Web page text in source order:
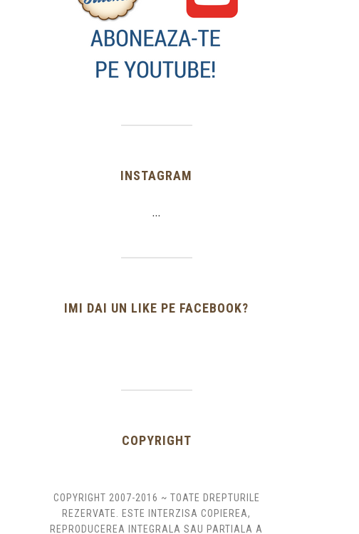
INSTAGRAM
…
IMI DAI UN LIKE PE FACEBOOK?
COPYRIGHT
COPYRIGHT 2007-2016 ~ TOATE DREPTURILE
REZERVATE. ESTE INTERZISA COPIEREA,
REPRODUCEREA INTEGRALA SAU PARTIALA A